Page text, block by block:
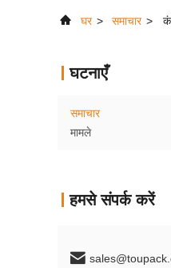
घर > समाचार >
घटनाएँ
समाचार
मामले
हमसे संपर्क करें